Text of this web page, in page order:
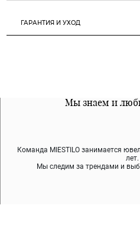
ГАРАНТИЯ И УХОД
Мы знаем и
Команда MIESTILO занимается
лет.
Мы следим за трендами и
Все наши
Мы используем покрытие (родий,
содержит никеля и свинца —
Примерка
Во время доставки спокойно
что вам нравятся,